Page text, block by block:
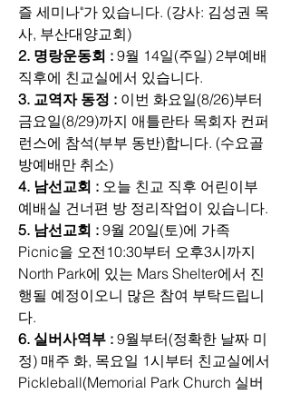
즐 세미나"가 있습니다. (강사: 김성권 목
사, 부산대양교회)
2. 명랑운동회 : 9월 14일(주일) 2부예배
직후에 친교실에서 있습니다.
3. 교역자 동정 : 이번 화요일(8/26)부터
금요일(8/29)까지 애틀란타 목회자 컨퍼
런스에 참석(부부 동반)합니다. (수요골
방예배만 취소)
4. 남선교회 : 오늘 친교 직후 어린이부
예배실 건너편 방 정리작업이 있습니다.
5. 남선교회 : 9월 20일(토)에 가족
Picnic을 오전10:30부터 오후3시까지
North Park에 있는 Mars Shelter에서 진
행될 예정이오니 많은 참여 부탁드립니
다.
6. 실버사역부 : 9월부터(정확한 날짜 미
정) 매주 화, 목요일 1시부터 친교실에서
Pickleball(Memorial Park Church 실버